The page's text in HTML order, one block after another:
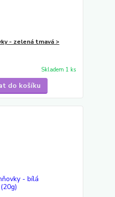
- zelená tmavá >
Skladem 1 ks
do košíku